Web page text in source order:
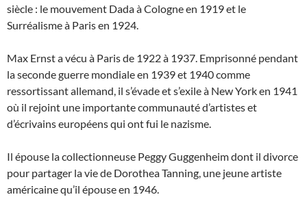
siècle : le mouvement Dada à Cologne en 1919 et le
Surréalisme à Paris en 1924.
Max Ernst a vécu à Paris de 1922 à 1937. Emprisonné pendant
la seconde guerre mondiale en 1939 et 1940 comme
ressortissant allemand, il s’évade et s’exile à New York en 1941
où il rejoint une importante communauté d’artistes et
d’écrivains européens qui ont fui le nazisme.
Il épouse la collectionneuse Peggy Guggenheim dont il divorce
pour partager la vie de Dorothea Tanning, une jeune artiste
américaine qu’il épouse en 1946.